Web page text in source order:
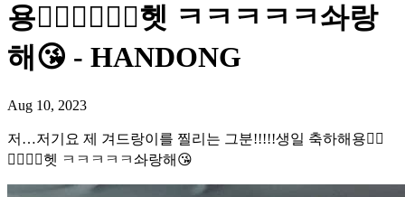
용❤️‍🔥❤️‍🔥❤️‍🔥헷 ㅋㅋㅋㅋㅋ솨랑
해😘 - HANDONG
Aug 10, 2023
저…저기요 제 겨드랑이를 찔리는 그분!!!!!생일 축하해용❤️‍🔥
❤️‍🔥❤️‍🔥헷 ㅋㅋㅋㅋㅋ솨랑해😘